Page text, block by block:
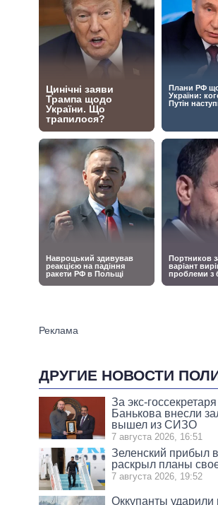
ДРУГИЕ НОВОСТИ
За экс-
Банькова внесли
вышел из СИЗО
7 августа 2026, 16:51
Зеленский прибыл
раскрыл планы
7 августа 2026, 19:52
Оккупанты